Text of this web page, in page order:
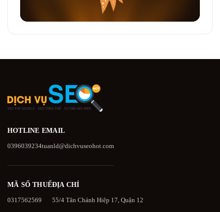
HOTLINE
0396039234
EMAIL
tuanld@dichvuseohot.com
MÃ SỐ THUẾ
0317562569
ĐỊA CHỈ
55/4 Tân Chánh Hiệp 17, Quận 12